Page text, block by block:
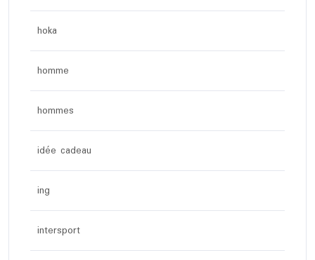
hoka
homme
hommes
idée cadeau
ing
intersport